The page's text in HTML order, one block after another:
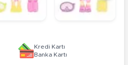
Kredi Kartı
Banka Kartı